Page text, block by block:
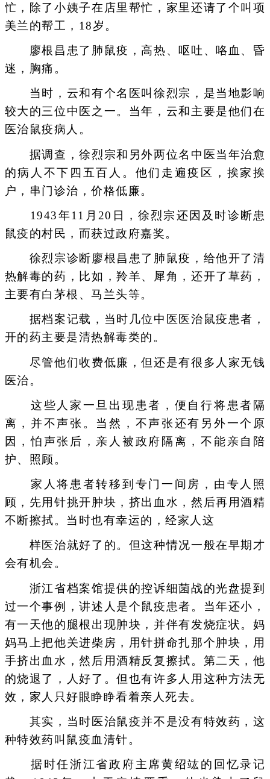
忙，除了小姨子在店里帮忙，家里还请了个叫项
美兰的帮工，18岁。
廖根昌患了肺鼠疫，高热、呕吐、咯血、昏
迷，胸痛。
当时，云和有个名医叫徐烈宗，是当地影响
较大的三位中医之一。当年，云和主要是他们在
医治鼠疫病人。
据调查，徐烈宗和另外两位名中医当年治愈
的病人不下四五百人。他们走遍疫区，挨家挨
户，串门诊治，价格低廉。
1943年11月20日，徐烈宗还因及时诊断患
鼠疫的村民，而获过政府嘉奖。
徐烈宗诊断廖根昌患了肺鼠疫，给他开了清
热解毒的药，比如，羚羊、犀角，还开了草药，
主要有白茅根、马兰头等。
据档案记载，当时几位中医医治鼠疫患者，
开的药主要是清热解毒类的。
尽管他们收费低廉，但还是有很多人家无钱
医治。
这些人家一旦出现患者，便自行将患者隔
离，并不声张。当然，不声张还有另外一个原
因，怕声张后，亲人被政府隔离，不能亲自陪
护、照顾。
家人将患者转移到专门一间房，由专人照
顾，先用针挑开肿块，挤出血水，然后再用酒精
不断擦拭。当时也有幸运的，经家人这
样医治就好了的。但这种情况一般在早期才
会有机会。
浙江省档案馆提供的控诉细菌战的光盘提到
过一个事例，讲述人是个鼠疫患者。当年还小，
有一天他的腿根出现肿块，并伴有发烧症状。妈
妈马上把他关进柴房，用针拼命扎那个肿块，用
手挤出血水，然后用酒精反复擦拭。第二天，他
的烧退了，人好了。但也有许多人用这种方法无
效，家人只好眼睁睁看着亲人死去。
其实，当时医治鼠疫并不是没有特效药，这
种特效药叫鼠疫血清针。
据时任浙江省政府主席黄绍竑的回忆录记